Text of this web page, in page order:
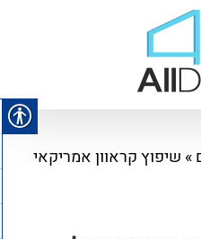
» שיפוץ קראוון אמריקאי